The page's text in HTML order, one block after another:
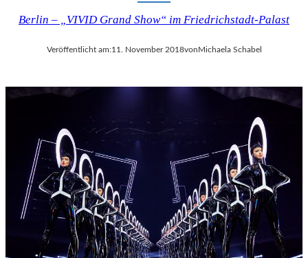
E
B
E
Berlin – „VIVID Grand Show“ im Friedrichstadt-Palast
Veröffentlicht am:11. November 2018vonMichaela Schabel